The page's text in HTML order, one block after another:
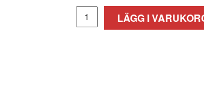
LÄGG I